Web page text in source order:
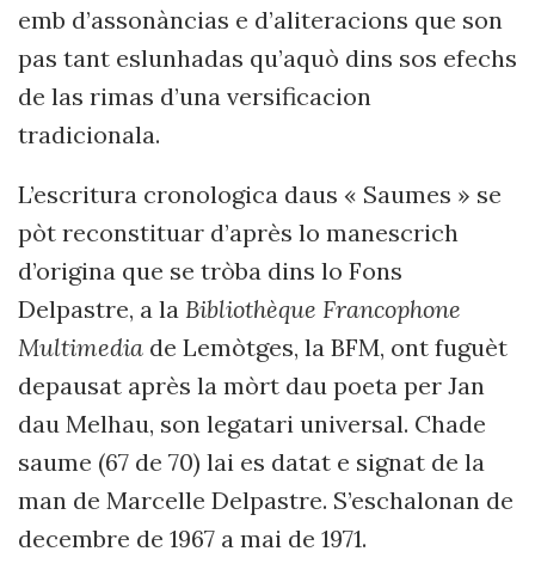
emb d’assonàncias e d’aliteracions que son
pas tant eslunhadas qu’aquò dins sos efechs
de las rimas d’una versificacion
tradicionala.
L’escritura cronologica daus « Saumes » se
pòt reconstituar d’après lo manescrich
d’origina que se tròba dins lo Fons
Delpastre, a la Bibliothèque Francophone
Multimedia de Lemòtges, la BFM, ont fuguèt
depausat après la mòrt dau poeta per Jan
dau Melhau, son legatari universal. Chade
saume (67 de 70) lai es datat e signat de la
man de Marcelle Delpastre. S’eschalonan de
decembre de 1967 a mai de 1971.